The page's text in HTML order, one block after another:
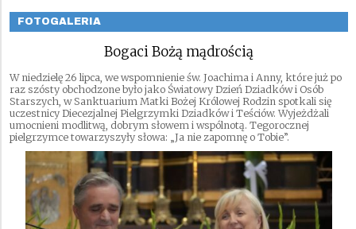
FOTOGALERIA
Bogaci Bożą mądrością
W niedzielę 26 lipca, we wspomnienie św. Joachima i Anny, które już po
raz szósty obchodzone było jako Światowy Dzień Dziadków i Osób
Starszych, w Sanktuarium Matki Bożej Królowej Rodzin spotkali się
uczestnicy Diecezjalnej Pielgrzymki Dziadków i Teściów. Wyjeżdżali
umocnieni modlitwą, dobrym słowem i wspólnotą. Tegorocznej
pielgrzymce towarzyszyły słowa: „Ja nie zapomnę o Tobie”.